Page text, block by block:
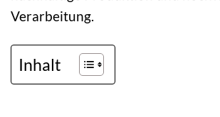
Verarbeitung.
Inhalt